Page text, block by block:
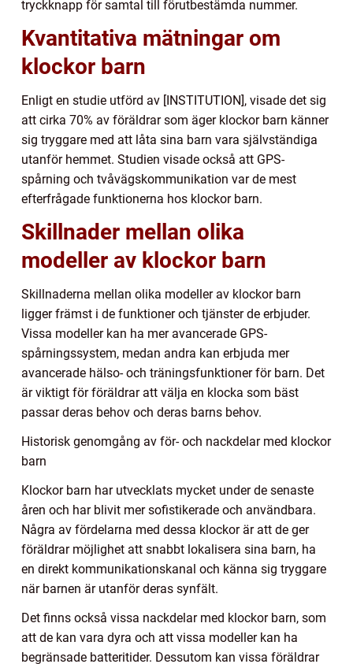
tryckknapp för samtal till förutbestämda nummer.
Kvantitativa mätningar om
klockor barn
Enligt en studie utförd av [INSTITUTION], visade det sig
att cirka 70% av föräldrar som äger klockor barn känner
sig tryggare med att låta sina barn vara självständiga
utanför hemmet. Studien visade också att GPS-
spårning och tvåvägskommunikation var de mest
efterfrågade funktionerna hos klockor barn.
Skillnader mellan olika
modeller av klockor barn
Skillnaderna mellan olika modeller av klockor barn
ligger främst i de funktioner och tjänster de erbjuder.
Vissa modeller kan ha mer avancerade GPS-
spårningssystem, medan andra kan erbjuda mer
avancerade hälso- och träningsfunktioner för barn. Det
är viktigt för föräldrar att välja en klocka som bäst
passar deras behov och deras barns behov.
Historisk genomgång av för- och nackdelar med klockor
barn
Klockor barn har utvecklats mycket under de senaste
åren och har blivit mer sofistikerade och användbara.
Några av fördelarna med dessa klockor är att de ger
föräldrar möjlighet att snabbt lokalisera sina barn, ha
en direkt kommunikationskanal och känna sig tryggare
när barnen är utanför deras synfält.
Det finns också vissa nackdelar med klockor barn, som
att de kan vara dyra och att vissa modeller kan ha
begränsade batteritider. Dessutom kan vissa föräldrar